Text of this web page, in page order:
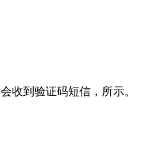
收到验证码短信，所示。